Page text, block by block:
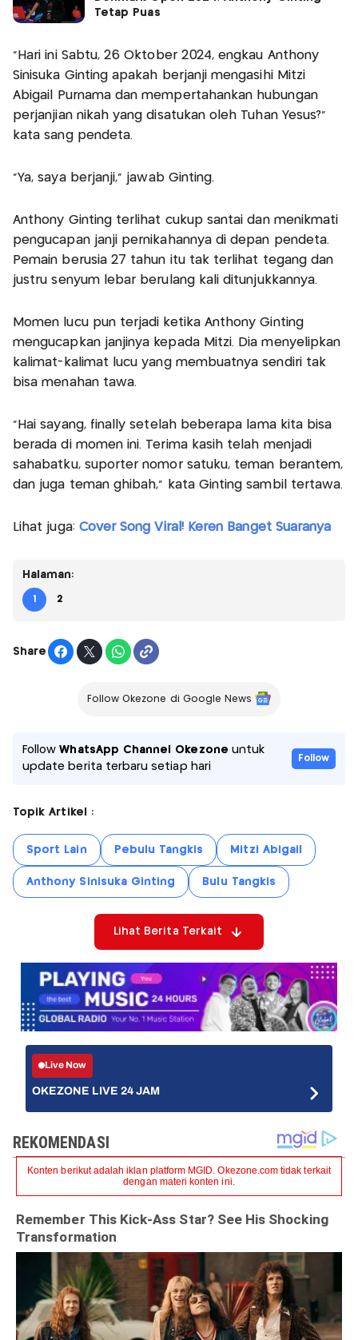
Tetap Puas
“Hari ini Sabtu, 26 Oktober 2024, engkau Anthony
Sinisuka Ginting apakah berjanji mengasihi Mitzi
Abigail Purnama dan mempertahankan hubungan
perjanjian nikah yang disatukan oleh Tuhan Yesus?”
kata sang pendeta.
“Ya, saya berjanji,” jawab Ginting.
Anthony Ginting terlihat cukup santai dan menikmati
pengucapan janji pernikahannya di depan pendeta.
Pemain berusia 27 tahun itu tak terlihat tegang dan
justru senyum lebar berulang kali ditunjukkannya.
Momen lucu pun terjadi ketika Anthony Ginting
mengucapkan janjinya kepada Mitzi. Dia menyelipkan
kalimat-kalimat lucu yang membuatnya sendiri tak
bisa menahan tawa.
“Hai sayang, finally setelah beberapa lama kita bisa
berada di momen ini. Terima kasih telah menjadi
sahabatku, suporter nomor satuku, teman berantem,
dan juga teman ghibah,” kata Ginting sambil tertawa.
Lihat juga: Cover Song Viral! Keren Banget Suaranya
Halaman:
1 2
Share
Follow Okezone di Google News
FollowWhatsApp Channel Okezone untuk
update berita terbaru setiap hari
Follow
Topik Artikel :
Sport Lain Pebulu Tangkis Mitzi Abigail
Anthony Sinisuka Ginting Bulu Tangkis
Lihat Berita Terkait
Live Now
OKEZONE LIVE 24 JAM